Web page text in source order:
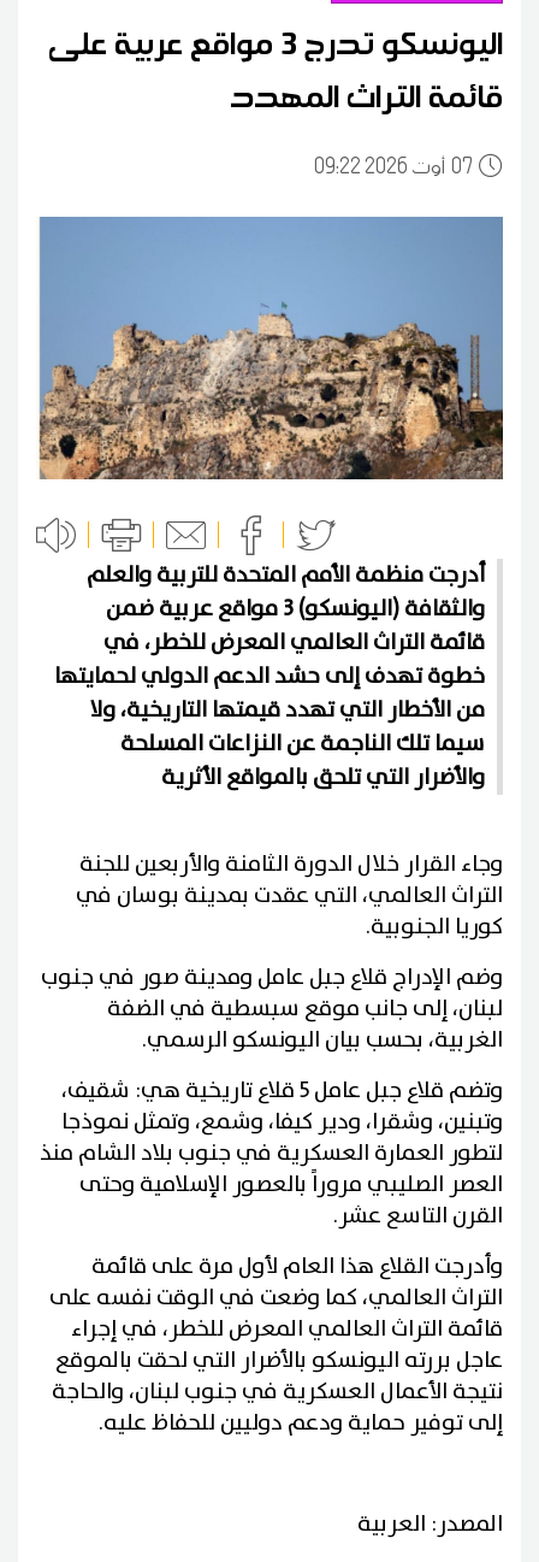
اليونسكو تدرج 3 مواقع عربية على
قائمة التراث المهدد
0709:22 2026 أوت
أدرجت منظمة الأمم المتحدة للتربية والعلم
والثقافة (اليونسكو) 3 مواقع عربية ضمن
قائمة التراث العالمي المعرض للخطر، في
خطوة تهدف إلى حشد الدعم الدولي لحمايتها
من الأخطار التي تهدد قيمتها التاريخية، ولا
سيما تلك الناجمة عن النزاعات المسلحة
والأضرار التي تلحق بالمواقع الأثرية
وجاء القرار خلال الدورة الثامنة والأربعين للجنة
التراث العالمي، التي عقدت بمدينة بوسان في
كوريا الجنوبية.
وضم الإدراج قلاع جبل عامل ومدينة صور في جنوب
لبنان، إلى جانب موقع سبسطية في الضفة
الغربية، بحسب بيان اليونسكو الرسمي.
وتضم قلاع جبل عامل 5 قلاع تاريخية هي: شقيف،
وتبنين، وشقرا، ودير كيفا، وشمع، وتمثل نموذجا
لتطور العمارة العسكرية في جنوب بلاد الشام منذ
العصر الصليبي مروراً بالعصور الإسلامية وحتى
القرن التاسع عشر.
وأدرجت القلاع هذا العام لأول مرة على قائمة
التراث العالمي، كما وضعت في الوقت نفسه على
قائمة التراث العالمي المعرض للخطر، في إجراء
عاجل بررته اليونسكو بالأضرار التي لحقت بالموقع
نتيجة الأعمال العسكرية في جنوب لبنان، والحاجة
إلى توفير حماية ودعم دوليين للحفاظ عليه.
المصدر: العربية